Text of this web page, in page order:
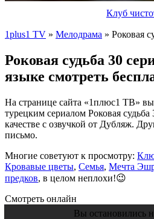
Клуб
1plus1 TV » Мелодрама » Роковая
Роковая судьба 30
языке смотреть
На странице сайта «1плюс1 ТВ»
турецким сериалом Роковая
качестве с озвучкой от Дубляж.
письмо.
Многие советуют к просмотру:
Кровавые цветы, Семья, Мечта
предков, в целом неплохи!😉
Смотреть онлайн
Вы остановились